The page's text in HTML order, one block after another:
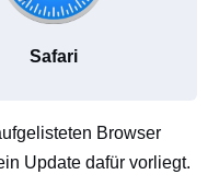
Safari
Browser
Update dafür vorliegt.